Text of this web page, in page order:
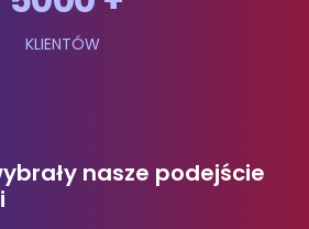
KLIENTÓW
nasze podejście